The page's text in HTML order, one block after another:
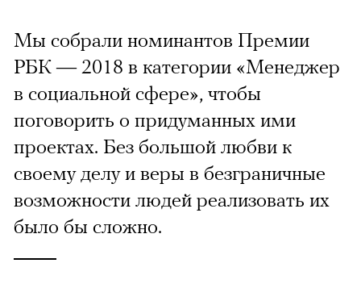
Мы собрали номинантов Премии
РБК — 2018 в категории «Менеджер
в социальной сфере», чтобы
поговорить о придуманных ими
проектах. Без большой любви к
своему делу и веры в безграничные
возможности людей реализовать их
было бы сложно.